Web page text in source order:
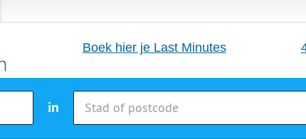
Boek hier je Last Minutes
in